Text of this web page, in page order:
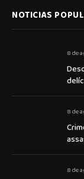
NOTICIAS
8 de
8 de
8 de